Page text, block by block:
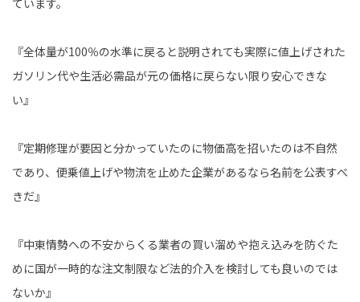
ています。
『全体量が100％の水準に戻ると説明されても実際に値上げされた
ガソリン代や生活必需品が元の価格に戻らない限り安心できな
い』
『定期修理が要因と分かっていたのに物価高を招いたのは不自然
であり、便乗値上げや物流を止めた企業があるなら名前を公表すべ
きだ』
『中東情勢への不安からくる業者の買い溜めや抱え込みを防ぐた
めに国が一時的な注文制限など法的介入を検討しても良いのでは
ないか』